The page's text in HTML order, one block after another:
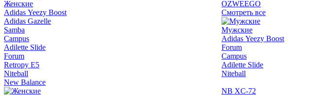
Женские
Adidas Yeezy Boost
Adidas Gazelle
Samba
Campus
Adilette Slide
Forum
Retropy E5
Niteball
OZWEEGO
Смотреть все
Мужские
Adidas Yeezy Boost
Forum
Campus
Adilette Slide
Niteball
New Balance
NB XC-72